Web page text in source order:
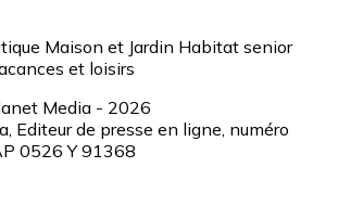
Maison et Jardin Habitat senior
et loisirs
Media - 2026
Editeur de presse en ligne, numéro
0526 Y 91368